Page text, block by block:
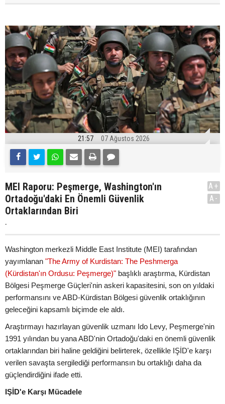
21:57 07 Ağustos 2026
MEI Raporu: Peşmerge, Washington'ın
Ortadoğu'daki En Önemli Güvenlik
Ortaklarından Biri
.
A+
A-
Washington merkezli Middle East Institute (MEI) tarafından
yayımlanan "The Army of Kurdistan: The Peshmerga
(Kürdistan'ın Ordusu: Peşmerge)" başlıklı araştırma, Kürdistan
Bölgesi Peşmerge Güçleri'nin askeri kapasitesini, son on yıldaki
performansını ve ABD-Kürdistan Bölgesi güvenlik ortaklığının
geleceğini kapsamlı biçimde ele aldı.
Araştırmayı hazırlayan güvenlik uzmanı Ido Levy, Peşmerge'nin
1991 yılından bu yana ABD'nin Ortadoğu'daki en önemli güvenlik
ortaklarından biri haline geldiğini belirterek, özellikle IŞİD'e karşı
verilen savaşta sergilediği performansın bu ortaklığı daha da
güçlendirdiğini ifade etti.
IŞİD'e Karşı Mücadele